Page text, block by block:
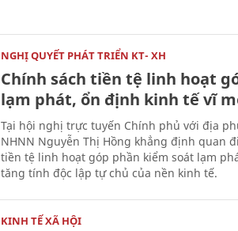
NGHỊ QUYẾT PHÁT TRIỂN KT- XH
Chính sách tiền tệ linh hoạt
lạm phát, ổn định kinh tế vĩ
Tại hội nghị trực tuyến Chính phủ với địa
NHNN Nguyễn Thị Hồng khẳng định quan
tiền tệ linh hoạt góp phần kiểm soát lạm
tăng tính độc lập tự chủ của nền kinh tế.
KINH TẾ XÃ HỘI